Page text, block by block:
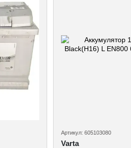
Артикул: 605103080
Varta